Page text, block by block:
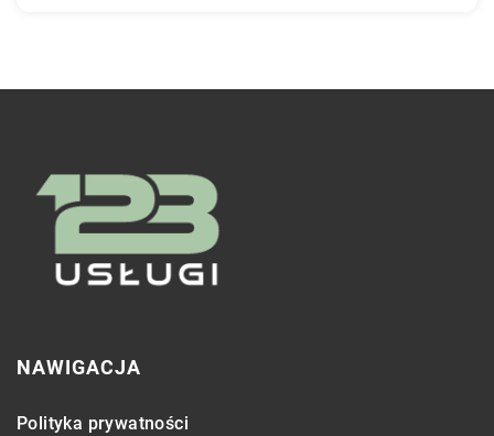
NAWIGACJA
Polityka prywatności